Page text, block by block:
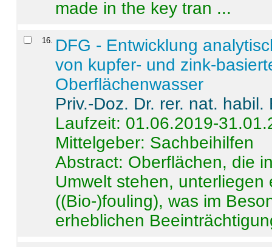
made in the key tran ...
16
DFG - Entwicklung
von kupfer- und zink-
Oberflächenwasser
Priv.-Doz. Dr. rer. nat.
Laufzeit: 01.06.2019-
Mittelgeber: Sachbeihilfen
Abstract: Oberflächen, die
Umwelt stehen,
((Bio-)fouling), was im
erheblichen